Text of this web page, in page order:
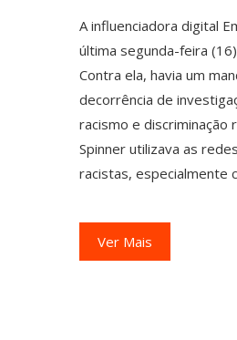
A influenciadora digital
última segunda-feira
Contra ela, havia um
decorrência de
racismo e discriminação
Spinner utilizava as
racistas, especialmente
Ver Mais